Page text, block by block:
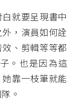
就要呈現書中
，演員如何詮
、剪輯等等都
。也是因為這
靠一枝筆就能
。